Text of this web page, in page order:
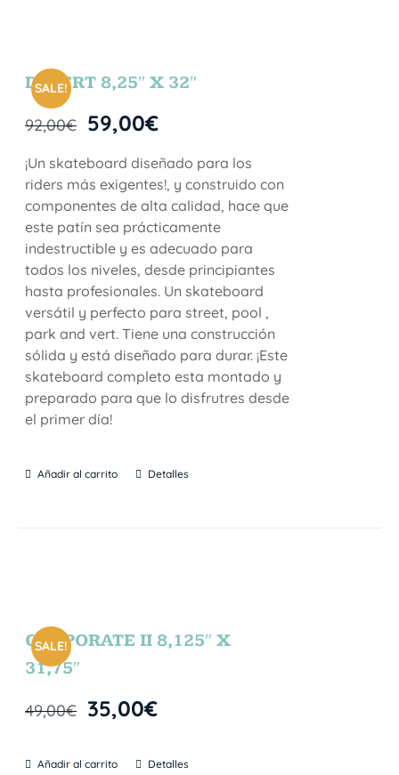
SALE!
DESERT 8,25″ X 32″
92,00€ 59,00€
¡Un skateboard diseñado para los
riders más exigentes!, y construido con
componentes de alta calidad, hace que
este patín sea prácticamente
indestructible y es adecuado para
todos los niveles, desde principiantes
hasta profesionales. Un skateboard
versátil y perfecto para street, pool ,
park and vert. Tiene una construcción
sólida y está diseñado para durar. ¡Este
skateboard completo esta montado y
preparado para que lo disfrutres desde
el primer día!
Añadir al carrito Detalles
SALE!
CORPORATE II 8,125″ X
31,75″
49,00€ 35,00€
Añadir al carrito Detalles